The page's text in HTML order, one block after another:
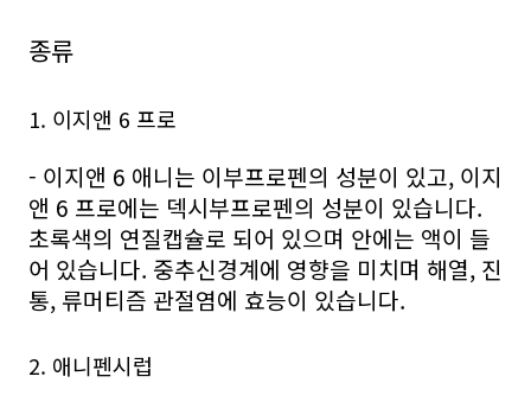
종류
1. 이지앤 6 프로
- 이지앤 6 애니는 이부프로펜의 성분이 있고, 이지
앤 6 프로에는 덱시부프로펜의 성분이 있습니다.
초록색의 연질캡슐로 되어 있으며 안에는 액이 들
어 있습니다. 중추신경계에 영향을 미치며 해열, 진
통, 류머티즘 관절염에 효능이 있습니다.
2. 애니펜시럽